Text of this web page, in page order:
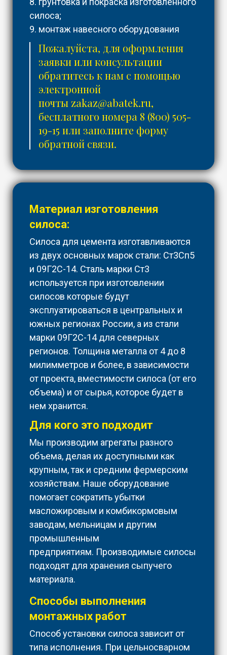
силоса;
9. монтаж навесного оборудования
Пожалуйста, для оформления
заявки или консультации
обратитесь к нам с помощью
электронной
почты zakaz@abatek.ru,
бесплатного номера 8 (800) 505-
19-15 или заполните форму
обратной связи.
Материал изготовления
силоса:
Силоса для цемента изготавливаются
из двух основных марок стали: Ст3Сп5
и 09Г2С-14. Сталь марки Ст3
используется при изготовлении
силосов которые будут
эксплуатироваться в центральных и
южных регионах России, а из стали
марки 09Г2С-14 для северных
регионов. Толщина металла от 4 до 8
милимметров и более, в зависимости
от проекта, вместимости силоса (от его
объема) и от сырья, которое будет в
нем хранится.
Для кого это подходит
Мы производим агрегаты разного
объема, делая их доступными как
крупным, так и средним фермерским
хозяйствам. Наше оборудование
помогает сократить убытки
масложировым и комбикормовым
заводам, мельницам и другим
промышленным
предприятиям. Производимые силосы
подходят для хранения сыпучего
материала.
Способы выполнения
монтажных работ
Способ установки силоса зависит от
типа исполнения. При цельносварном